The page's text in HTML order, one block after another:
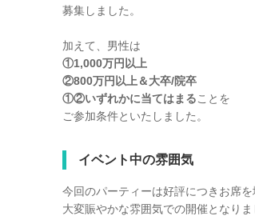
募集しました。
加えて、男性は
①1,000万円以上
②800万円以上＆大卒/院卒
①②いずれかに当てはまることを
ご参加条件といたしました。
イベント中の雰囲気
今回のパーティーは好評につきお席を
大変賑やかな雰囲気での開催となりま